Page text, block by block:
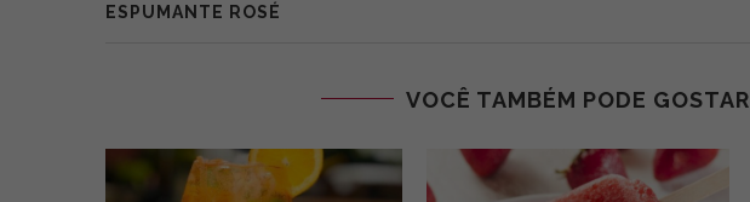
ESPUMANTE ROSÉ
VOCÊ TAMBÉM PODE GOSTAR